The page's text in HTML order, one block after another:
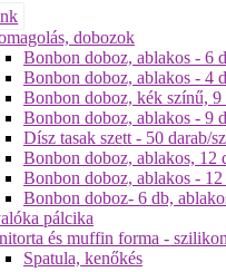
dobozok
Bonbon doboz, ablakos - 6
Bonbon doboz, ablakos - 4
Bonbon doboz, kék színű, 9
Bonbon doboz, ablakos - 9
Dísz tasak szett - 50 darab/
Bonbon doboz, ablakos, 12
Bonbon doboz, ablakos -
Bonbon doboz- 6 db,
pálcika
és muffin forma - szilikon
Spatula, kenőkés